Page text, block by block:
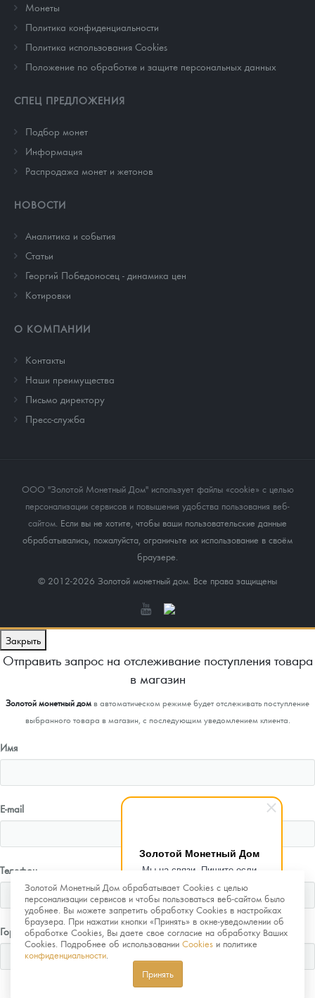
Золотой Монетный Дом
Мы на связи. Пишите если
возникнут любые вопросы.
Рады помочь.
Монеты
Политика конфиденциальности
Политика использования Cookies
Положение по обработке и защите персональных данных
СПЕЦ ПРЕДЛОЖЕНИЯ
Подбор монет
Информация
Распродажа монет и жетонов
НОВОСТИ
Аналитика и события
Cтатьи
Георгий Победоносец - динамика цен
Котировки
О КОМПАНИИ
Контакты
Наши преимущества
Письмо директору
Пресс-служба
ООО "Золотой Монетный Дом" использует файлы «cookie» с целью
персонализации сервисов и повышения удобства пользования веб-
сайтом. Если вы не хотите, чтобы ваши пользовательские данные
обрабатывались, пожалуйста, ограничьте их использование в своём
браузере.
© 2012-2026 Золотой монетный дом. Все права защищены
Золотой Монетный Дом обрабатывает Cookies с целью
персонализации сервисов и чтобы пользоваться веб-сайтом было
удобнее. Вы можете запретить обработку Cookies в настройках
браузера. При нажатии кнопки «Принять» в окне-уведомлении об
обработке Cookies, Вы даете свое согласие на обработку Ваших
Cookies. Подробнее об использовании Cookies и политике
конфиденциальности
Принять
Закрыть
Отправить запрос на отслеживание поступления товара
в магазин
Золотой монетный домв автоматическом режиме будет отслеживать поступление
выбранного товара в магазин, с последующим уведомлением клиента.
Имя
E-mail
Телефон
Город